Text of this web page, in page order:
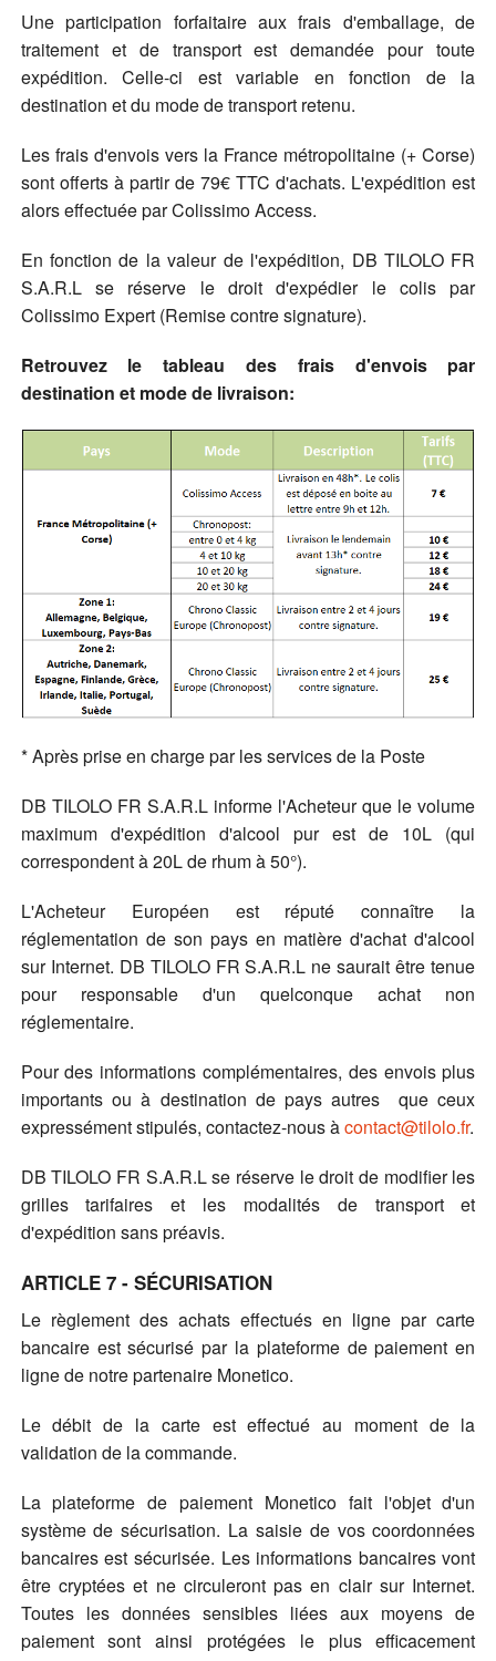
Une participation forfaitaire aux frais d'emballage, de
traitement et de transport est demandée pour toute
expédition. Celle-ci est variable en fonction de la
destination et du mode de transport retenu.
Les frais d'envois vers la France métropolitaine (+ Corse)
sont offerts à partir de 79€ TTC d'achats. L'expédition est
alors effectuée par Colissimo Access.
En fonction de la valeur de l'expédition, DB TILOLO FR
S.A.R.L se réserve le droit d'expédier le colis par
Colissimo Expert (Remise contre signature).
Retrouvez le tableau des frais d'envois par
destination et mode de livraison:
* Après prise en charge par les services de la Poste
DB TILOLO FR S.A.R.L informe l'Acheteur que le volume
maximum d'expédition d'alcool pur est de 10L (qui
correspondent à 20L de rhum à 50°).
L'Acheteur Européen est réputé connaître la
réglementation de son pays en matière d'achat d'alcool
sur Internet. DB TILOLO FR S.A.R.L ne saurait être tenue
pour responsable d'un quelconque achat non
réglementaire.
Pour des informations complémentaires, des envois plus
importants ou à destination de pays autres que ceux
expressément stipulés, contactez-nous àcontact@tilolo.fr.
DB TILOLO FR S.A.R.L se réserve le droit de modifier les
grilles tarifaires et les modalités de transport et
d'expédition sans préavis.
ARTICLE 7 - SÉCURISATION
Le règlement des achats effectués en ligne par carte
bancaire est sécurisé par la plateforme de paiement en
ligne de notre partenaire Monetico.
Le débit de la carte est effectué au moment de la
validation de la commande.
La plateforme de paiement Monetico fait l'objet d'un
système de sécurisation. La saisie de vos coordonnées
bancaires est sécurisée. Les informations bancaires vont
être cryptées et ne circuleront pas en clair sur Internet.
Toutes les données sensibles liées aux moyens de
paiement sont ainsi protégées le plus efficacement